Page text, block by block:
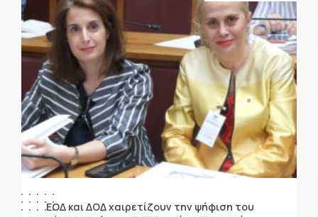
ΕΟΔ και ΔΟΔ χαιρετίζουν την ψήφιση του